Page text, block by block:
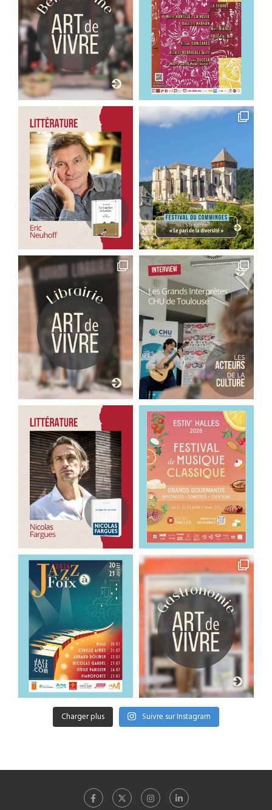
Charger plus Suivre sur Instagram